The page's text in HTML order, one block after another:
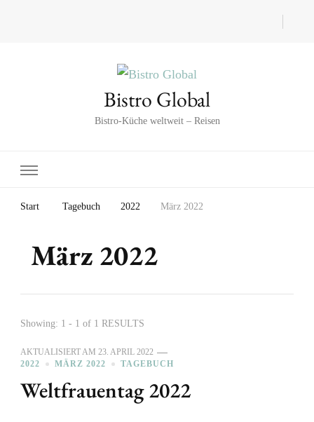
Bistro Global
Bistro-Küche weltweit – Reisen
Start Tagebuch 2022 März 2022
März 2022
Showing: 1 - 1 of 1 RESULTS
AKTUALISIERT AM 23. APRIL 2022
2022
MÄRZ 2022 TAGEBUCH
Weltfrauentag 2022